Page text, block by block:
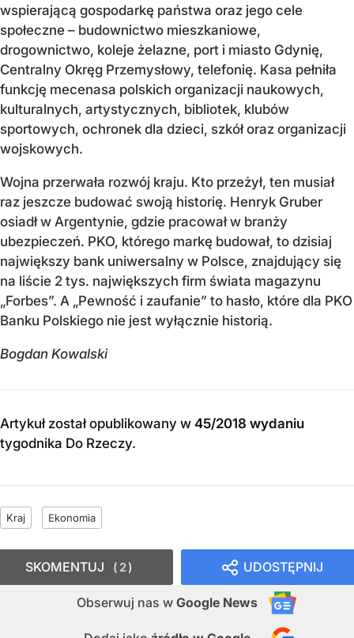
wspierającą gospodarkę państwa oraz jego cele
społeczne – budownictwo mieszkaniowe,
drogownictwo, koleje żelazne, port i miasto Gdynię,
Centralny Okręg Przemysłowy, telefonię. Kasa pełniła
funkcję mecenasa polskich organizacji naukowych,
kulturalnych, artystycznych, bibliotek, klubów
sportowych, ochronek dla dzieci, szkół oraz organizacji
wojskowych.
Wojna przerwała rozwój kraju. Kto przeżył, ten musiał
raz jeszcze budować swoją historię. Henryk Gruber
osiadł w Argentynie, gdzie pracował w branży
ubezpieczeń. PKO, którego markę budował, to dzisiaj
największy bank uniwersalny w Polsce, znajdujący się
na liście 2 tys. największych firm świata magazynu
„Forbes”. A „Pewność i zaufanie” to hasło, które dla PKO
Banku Polskiego nie jest wyłącznie historią.
Bogdan Kowalski
Artykuł został opublikowany w 45/2018 wydaniu
tygodnika Do Rzeczy.
Kraj Ekonomia
UDOSTĘPNIJ
Obserwuj nas w Google News
SKOMENTUJ 2